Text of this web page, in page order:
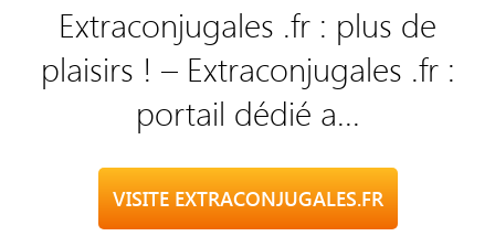
Extraconjugales .fr : plus de
plaisirs ! – Extraconjugales .fr :
portail dédié a...
VISITE EXTRACONJUGALES.FR